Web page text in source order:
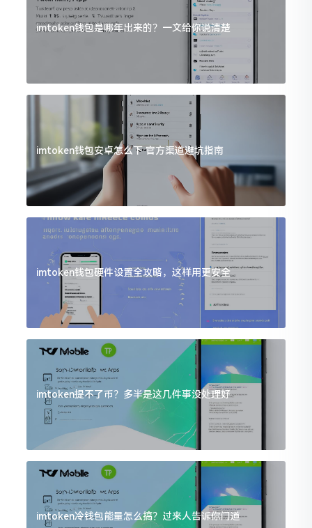
imtoken钱包是哪年出来的？一文给你说清楚
imtoken钱包安卓怎么下 官方渠道避坑指南
imtoken钱包硬件设置全攻略，这样用更安全
imtoken提不了币？多半是这几件事没处理好
imtoken冷钱包能量怎么搞？过来人告诉你门道